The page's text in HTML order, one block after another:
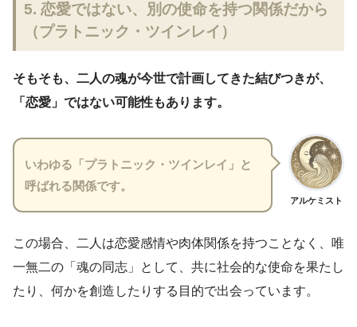
5. 恋愛ではない、別の使命を持つ関係だから
（プラトニック・ツインレイ）
そもそも、二人の魂が今世で計画してきた結びつきが、
「恋愛」ではない可能性もあります。
アルケミスト
いわゆる「プラトニック・ツインレイ」と
呼ばれる関係です。
この場合、二人は恋愛感情や肉体関係を持つことなく、唯
一無二の「魂の同志」として、共に社会的な使命を果たし
たり、何かを創造したりする目的で出会っています。